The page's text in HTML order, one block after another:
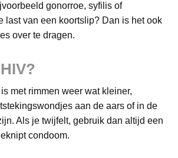
gonorroe, syfilis of
last van een koortslip? Dan is het ook
over te dragen.
met rimmen weer wat kleiner,
aan de aars of in de
Als je twijfelt, gebruik dan altijd een
condoom.